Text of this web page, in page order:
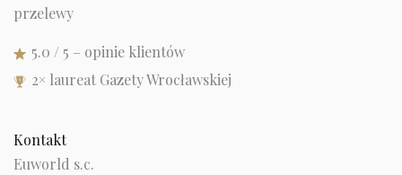
przelewy
5.0 / 5 – opinie klientów
2× laureat Gazety Wrocławskiej
Kontakt
Euworld s.c.